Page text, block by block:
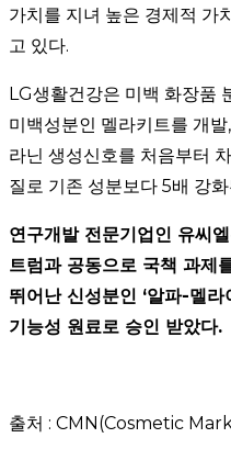
가치를 지녀 높은 경제적 가
고 있다.
LG생활건강은 미백 화장품
미백성분인 멜라키트를 개
라닌 생성신호를 처음부터
질로 기존 성분보다 5배 강
연구개발 전문기업인 유씨
트럼과 공동으로 국책 과제
뛰어난 신성분인 ‘알파-멜
기능성 원료로 승인 받았다.
출처 : CMN(Cosmetic